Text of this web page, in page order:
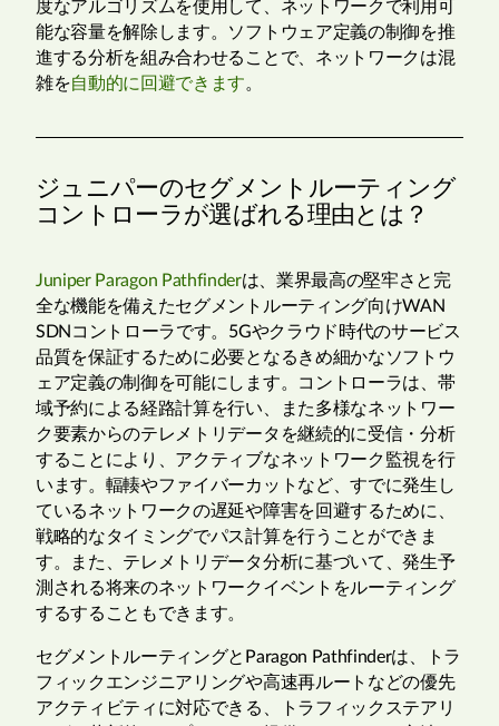
度なアルゴリズムを使用して、ネットワークで利用可
能な容量を解除します。ソフトウェア定義の制御を推
進する分析を組み合わせることで、ネットワークは混
雑を自動的に回避できます。
ジュニパーのセグメントルーティング
コントローラが選ばれる理由とは？
Juniper Paragon Pathfinderは、業界最高の堅牢さと完
全な機能を備えたセグメントルーティング向けWAN
SDNコントローラです。5Gやクラウド時代のサービス
品質を保証するために必要となるきめ細かなソフトウ
ェア定義の制御を可能にします。コントローラは、帯
域予約による経路計算を行い、また多様なネットワー
ク要素からのテレメトリデータを継続的に受信・分析
することにより、アクティブなネットワーク監視を行
います。輻輳やファイバーカットなど、すでに発生し
ているネットワークの遅延や障害を回避するために、
戦略的なタイミングでパス計算を行うことができま
す。また、テレメトリデータ分析に基づいて、発生予
測される将来のネットワークイベントをルーティング
するすることもできます。
セグメントルーティングとParagon Pathfinderは、トラ
フィックエンジニアリングや高速再ルートなどの優先
アクティビティに対応できる、トラフィックステアリ